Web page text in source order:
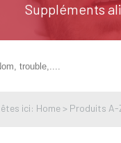
Suppléments
ici: Home > Produits A-